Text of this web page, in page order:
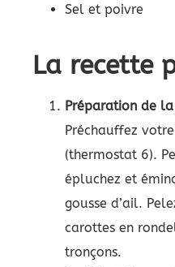
Sel et poivre
La recette
Préparation de
Préchauffez
(thermostat 6).
épluchez et
gousse d’ail.
carottes en
tronçons.